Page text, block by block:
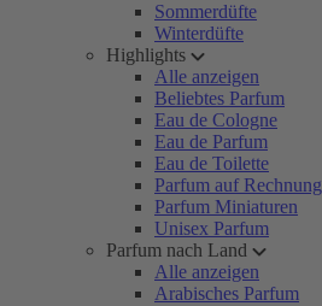
Sommerdüfte
Winterdüfte
Highlights
Alle anzeigen
Beliebtes Parfum
Eau de Cologne
Eau de Parfum
Eau de Toilette
Parfum auf Rechnung
Parfum Miniaturen
Unisex Parfum
Parfum nach Land
Alle anzeigen
Arabisches Parfum